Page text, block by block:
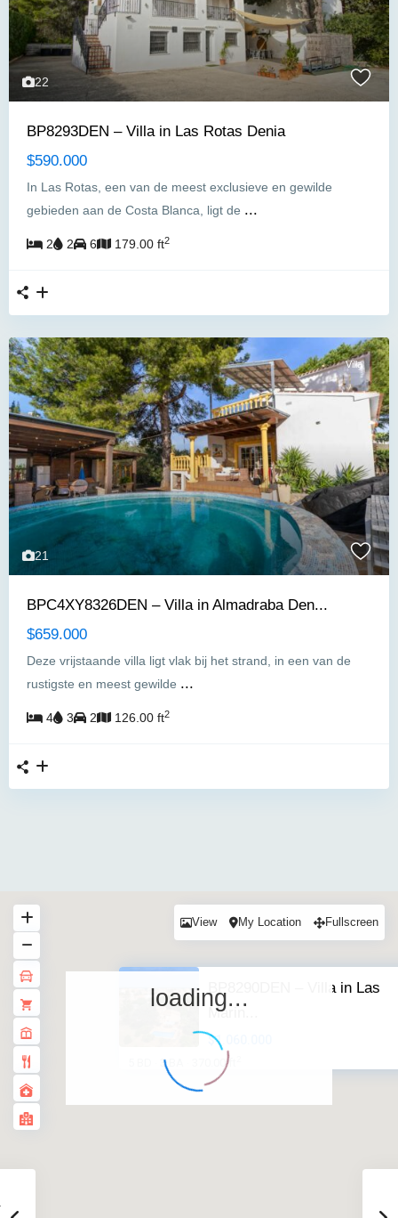
22
BP8293DEN – Villa in Las Rotas Denia
$590.000
In Las Rotas, een van de meest exclusieve en gewilde
gebieden aan de Costa Blanca, ligt de ...
2 2 6 179.00 ft2
21
Villa
BPC4XY8326DEN – Villa in Almadraba Den...
$659.000
Deze vrijstaande villa ligt vlak bij het strand, in een van de
rustigste en meest gewilde ...
4 3 2 126.00 ft2
BP8290DEN – Villa in Las
Marin...
$1.060.000
3 BA 370.00 ft
loading...
View My Location Fullscreen